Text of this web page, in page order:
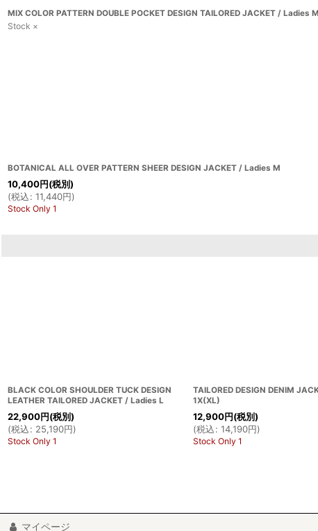
MIX COLOR PATTERN DOUBLE POCKET DESIGN TAILORED JACKET / Ladies M
Stock ×
BOTANICAL ALL OVER PATTERN SHEER DESIGN JACKET / Ladies M
10,400円(税別)
(税込: 11,440円)
Stock Only 1
BLACK COLOR SHOULDER TUCK DESIGN
LEATHER TAILORED JACKET / Ladies L
22,900円(税別)
(税込: 25,190円)
Stock Only 1
TAILORED DESIGN DENIM
1X(XL)
12,900円(税別)
(税込: 14,190円)
Stock Only 1
マイページ